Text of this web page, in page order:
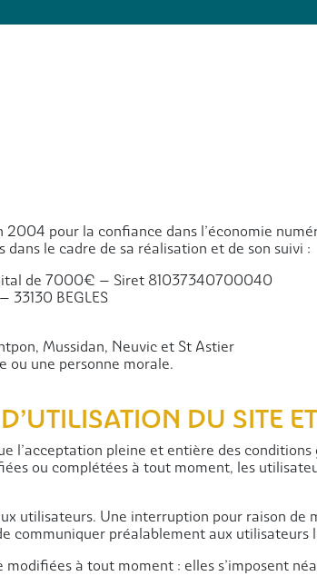
pour la confiance dans l’économie
le cadre de sa réalisation et de son suivi :
de 7000€ – Siret 81037340700040
33130 BEGLES
Mussidan, Neuvic et St Astier
ou une personne morale.
DU SITE
l’acceptation pleine et entière des
ou complétées à tout moment, les
utilisateurs. Une interruption pour raison
communiquer préalablement aux utilisateurs
à tout moment : elles s’imposent